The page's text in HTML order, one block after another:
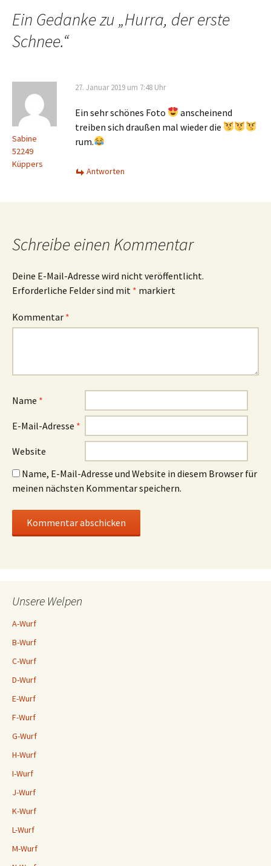
Navigation
Ein Gedanke zu „Hurra, der erste
Schnee.“
Sabine
52249
Küppers
27. Januar 2019 um 7:48 Uhr
Ein sehr schönes Foto
anscheinend
treiben sich draußen mal wieder die
rum.
Antworten
Schreibe einen Kommentar
Deine E-Mail-Adresse wird nicht veröffentlicht.
Erforderliche Felder sind mit * markiert
Kommentar *
Name *
E-Mail-Adresse *
Website
Name, E-Mail-Adresse und Website in diesem Browser für
meinen nächsten Kommentar speichern.
Unsere Welpen
A-Wurf
B-Wurf
C-Wurf
D-Wurf
E-Wurf
F-Wurf
G-Wurf
H-Wurf
I-Wurf
J-Wurf
K-Wurf
L-Wurf
M-Wurf